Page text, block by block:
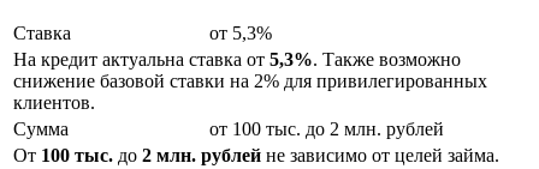
Ставка
от 5,3%
На кредит актуальна ставка от 5,3%. Также возможно
снижение базовой ставки на 2% для привилегированных
клиентов.
Сумма
от 100 тыс. до 2 млн. рублей
От 100 тыс. до 2 млн. рублей не зависимо от целей займа.